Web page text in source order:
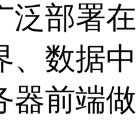
泛部署
、数据
器前端